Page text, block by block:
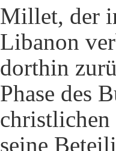
Millet, der
Libanon
dorthin
Phase des
christlichen
seine